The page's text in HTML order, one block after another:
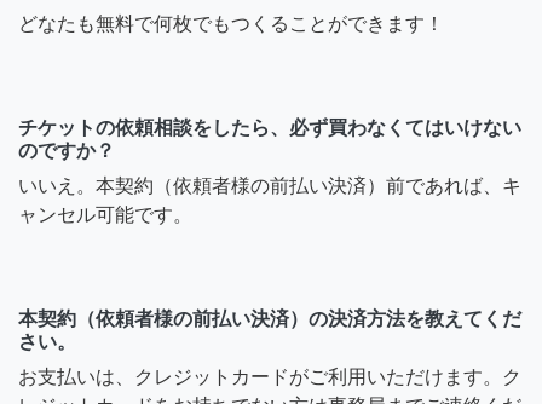
どなたも無料で何枚でもつくることができます！
チケットの依頼相談をしたら、必ず買わなくてはいけない
のですか？
いいえ。本契約（依頼者様の前払い決済）前であれば、キ
ャンセル可能です。
本契約（依頼者様の前払い決済）の決済方法を教えてくだ
さい。
お支払いは、クレジットカードがご利用いただけます。ク